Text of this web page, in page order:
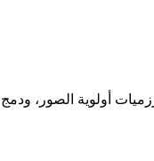
أولوية الصور،